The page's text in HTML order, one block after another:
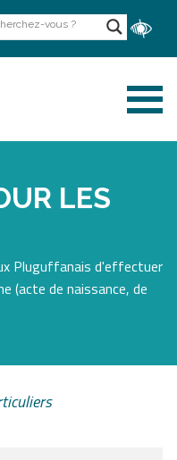
LES
Pluguffanais d'effectuer
(acte de naissance, de